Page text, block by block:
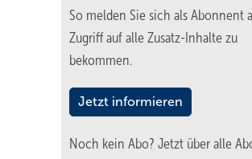
So melden Sie sich als Abonnent
Zugriff auf alle Zusatz-Inhalte zu
bekommen.
Jetzt informieren
Noch kein Abo? Jetzt über alle